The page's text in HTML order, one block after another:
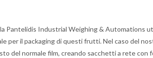
Pantelidis Industrial Weighing & Automations
per il packaging di questi frutti. Nel caso del
del normale film, creando sacchetti a rete